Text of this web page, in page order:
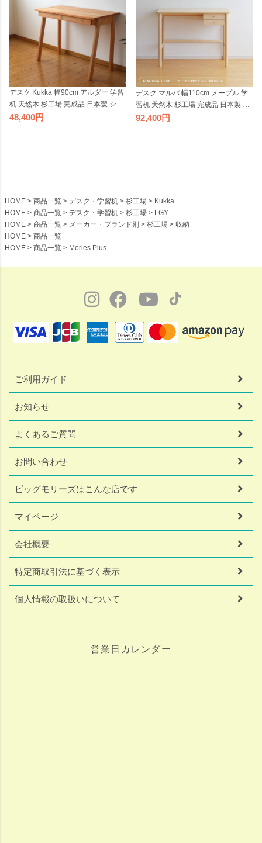
デスク Kukka 幅90cm アルダー 学習
机 天然木 杉工場 完成品 日本製 シン
プル コンパクト ナチュラル 引出し
48,400
デスク マルバ 幅110cm メープル 学
習机 天然木 杉工場 完成品 日本製 シ
ンプル コンパクト ナチュラル 引出
92,400
HOME 商品一覧 デスク・学習机 杉工場
Kukka
HOME
商品一覧 デスク・学習机 杉工場
LGY
HOME
商品一覧 メーカー・ブランド別 杉工場
収納
HOME
商品一覧
HOME
商品一覧 Mories Plus
ご利用ガイド
お知らせ
よくあるご質問
お問い合わせ
ビッグモリーズはこんな店です
マイページ
会社概要
特定商取引法に基づく表示
個人情報の取扱いについて
営業日カレンダー